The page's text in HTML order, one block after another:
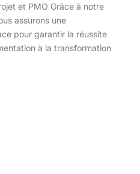
et PMO Grâce à notre
assurons une
pour garantir la réussite
à la transformation